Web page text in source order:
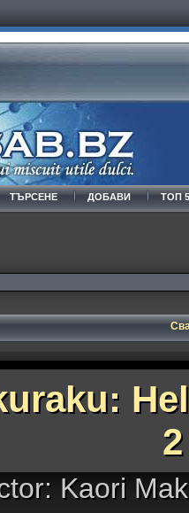
ТЪРСЕНЕ ДОБАВИ ТОП
2
Kaori